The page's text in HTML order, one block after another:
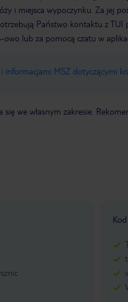
i miejsca wypoczynku. Za jej
Państwo kontaktu z TUI
lub za pomocą czatu w
informacjami MSZ dotyczącymi
we własnym zakresie.